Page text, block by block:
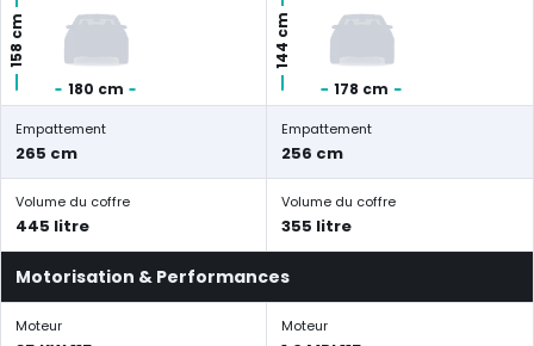
180 cm
158 cm
178 cm
144 cm
Empattement
265 cm
Empattement
256 cm
Volume du coffre
445 litre
Volume du coffre
355 litre
Motorisation & Performances
Moteur Moteur